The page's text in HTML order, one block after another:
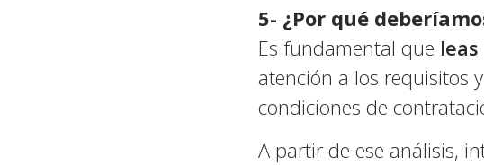
5- ¿Por qué
Es fundamental que
atención a los requisitos
condiciones de
A partir de ese análisis,